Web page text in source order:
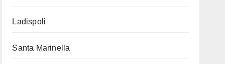
Ladispoli
Santa Marinella